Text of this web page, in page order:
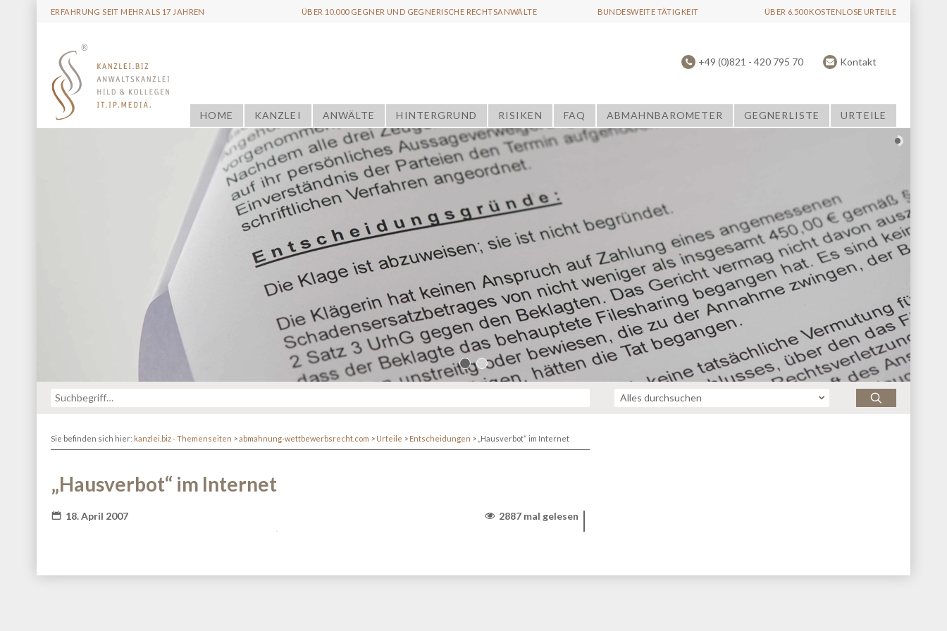
ERFAHRUNG SEIT MEHR ALS 17 JAHREN ÜBER 10.000 GEGNER UND GEGNERISCHE RECHTSANWÄLTE BUNDESWEITE TÄTIGKEIT ÜBER 6.500 KOSTENLOSE URTEILE
+49 (0)821 - 420 795 70 Kontakt
HOME KANZLEI ANWÄLTE HINTERGRUND RISIKEN FAQ ABMAHNBAROMETER GEGNERLISTE URTEILE
Sie befinden sich hier: kanzlei.biz - Themenseiten > abmahnung-wettbewerbsrecht.com > Urteile > Entscheidungen > „Hausverbot“ im Internet
„Hausverbot“ im Internet
18. April 2007
2887 mal gelesen
: Redefinition of parameter $_ in